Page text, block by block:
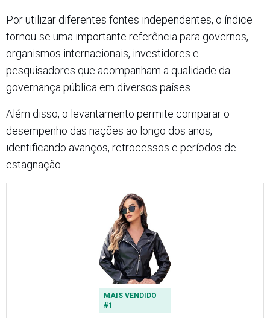
Por utilizar diferentes fontes independentes, o índice
tornou-se uma importante referência para governos,
organismos internacionais, investidores e
pesquisadores que acompanham a qualidade da
governança pública em diversos países.
Além disso, o levantamento permite comparar o
desempenho das nações ao longo dos anos,
identificando avanços, retrocessos e períodos de
estagnação.
MAIS VENDIDO
#1